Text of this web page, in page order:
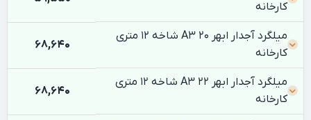
کارخانه
میلگرد آجدار ابهر 20 A3 شاخه 12 متری
کارخانه
68,640
میلگرد آجدار ابهر 22 A3 شاخه 12 متری
کارخانه
68,640